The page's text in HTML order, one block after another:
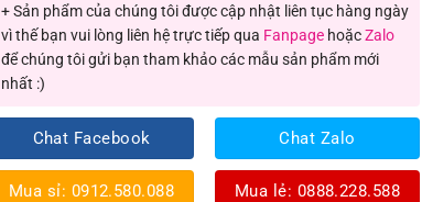
+ Sản phẩm của chúng tôi được cập nhật liên tục hàng ngày
vì thế bạn vui lòng liên hệ trực tiếp qua FanpagehoặcZalo
để chúng tôi gửi bạn tham khảo các mẫu sản phẩm mới
nhất :)
Chat Facebook
Mua sỉ: 0912.580.088
Chat Zalo
Mua lẻ: 0888.228.588